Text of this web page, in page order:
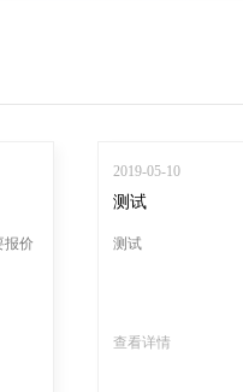
报价
2019-05-10
测试
测试
查看详情